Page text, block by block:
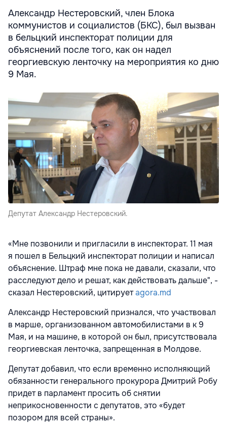
Александр Нестеровский, член Блока
коммунистов и социалистов (БКС), был вызван
в бельцкий инспекторат полиции для
объяснений после того, как он надел
георгиевскую ленточку на мероприятия ко дню
9 Мая.
Депутат Александр Нестеровский.
«Мне позвонили и пригласили в инспекторат. 11 мая
я пошел в Бельцкий инспекторат полиции и написал
объяснение. Штраф мне пока не давали, сказали, что
расследуют дело и решат, как действовать дальше", -
сказал Нестеровский, цитируетagora.md
Александр Нестеровский признался, что участвовал
в марше, организованном автомобилистами в к 9
Мая, и на машине, в которой он был, присутствовала
георгиевская ленточка, запрещенная в Молдове.
Депутат добавил, что если временно исполняющий
обязанности генерального прокурора Дмитрий Робу
придет в парламент просить об снятии
неприкосновенности с депутатов, это «будет
позором для всей страны».